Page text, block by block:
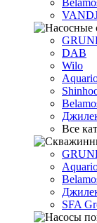
DAB
Wilo
Все
SFA